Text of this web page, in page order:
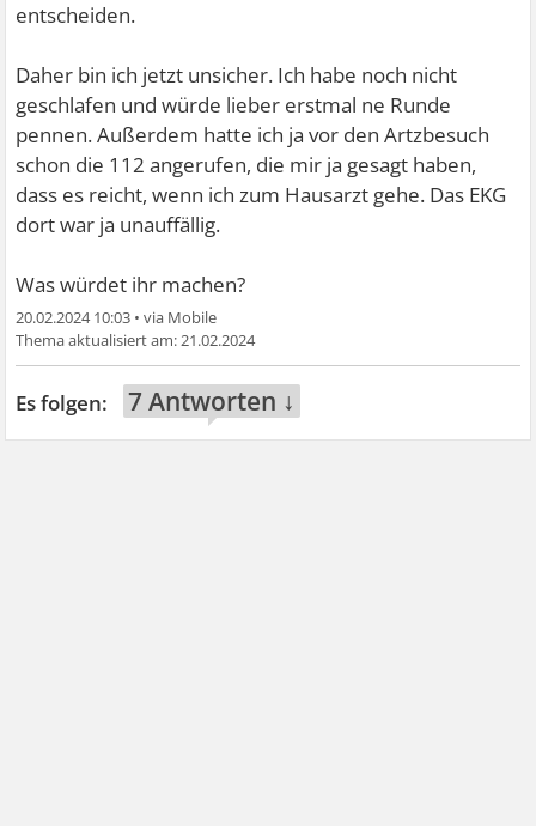
entscheiden.
Daher bin ich jetzt unsicher. Ich habe noch nicht
geschlafen und würde lieber erstmal ne Runde
pennen. Außerdem hatte ich ja vor den Artzbesuch
schon die 112 angerufen, die mir ja gesagt haben,
dass es reicht, wenn ich zum Hausarzt gehe. Das EKG
dort war ja unauffällig.
Was würdet ihr machen?
20.02.2024 10:03 •
21.02.2024
7 Antworten ↓